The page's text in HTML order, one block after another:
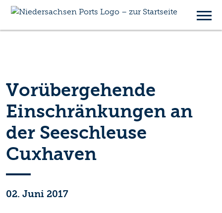
Vorübergehende
Einschränkungen an
der Seeschleuse
Cuxhaven
02. Juni 2017